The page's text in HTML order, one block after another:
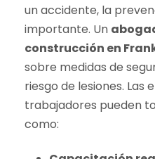
un accidente, la
importante. Un
construcción en
sobre medidas de
riesgo de lesiones. Las
trabajadores pueden
como: